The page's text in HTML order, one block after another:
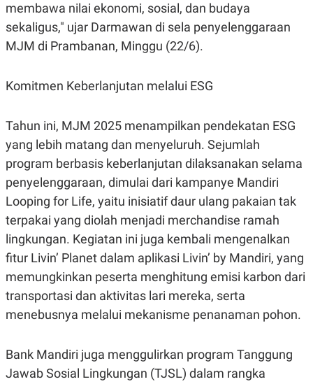
E
D
I
A
SITEMAPPROFILE TERM
OF
USE
PEDOMAN
PEMBERITAAN
SIBER
PRIVACY
POLICY
membawa nilai ekonomi, sosial, dan budaya
sekaligus," ujar Darmawan di sela penyelenggaraan
MJM di Prambanan, Minggu (22/6).
Komitmen Keberlanjutan melalui ESG
Tahun ini, MJM 2025 menampilkan pendekatan ESG
yang lebih matang dan menyeluruh. Sejumlah
program berbasis keberlanjutan dilaksanakan selama
penyelenggaraan, dimulai dari kampanye Mandiri
Looping for Life, yaitu inisiatif daur ulang pakaian tak
terpakai yang diolah menjadi merchandise ramah
lingkungan. Kegiatan ini juga kembali mengenalkan
fitur Livin’ Planet dalam aplikasi Livin’ by Mandiri, yang
memungkinkan peserta menghitung emisi karbon dari
transportasi dan aktivitas lari mereka, serta
menebusnya melalui mekanisme penanaman pohon.
Bank Mandiri juga menggulirkan program Tanggung
Jawab Sosial Lingkungan (TJSL) dalam rangka